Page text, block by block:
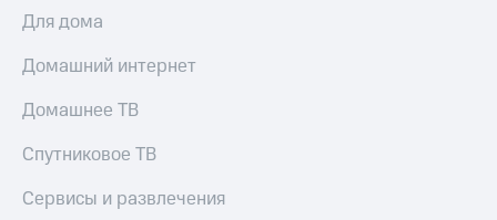
Для дома
Домашний интернет
Домашнее ТВ
Спутниковое ТВ
Сервисы и развлечения